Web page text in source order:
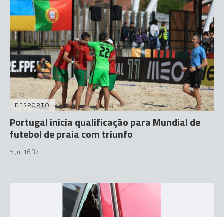
DESPORTO
Portugal inicia qualificação para Mundial de
futebol de praia com triunfo
5 Jul 16:37